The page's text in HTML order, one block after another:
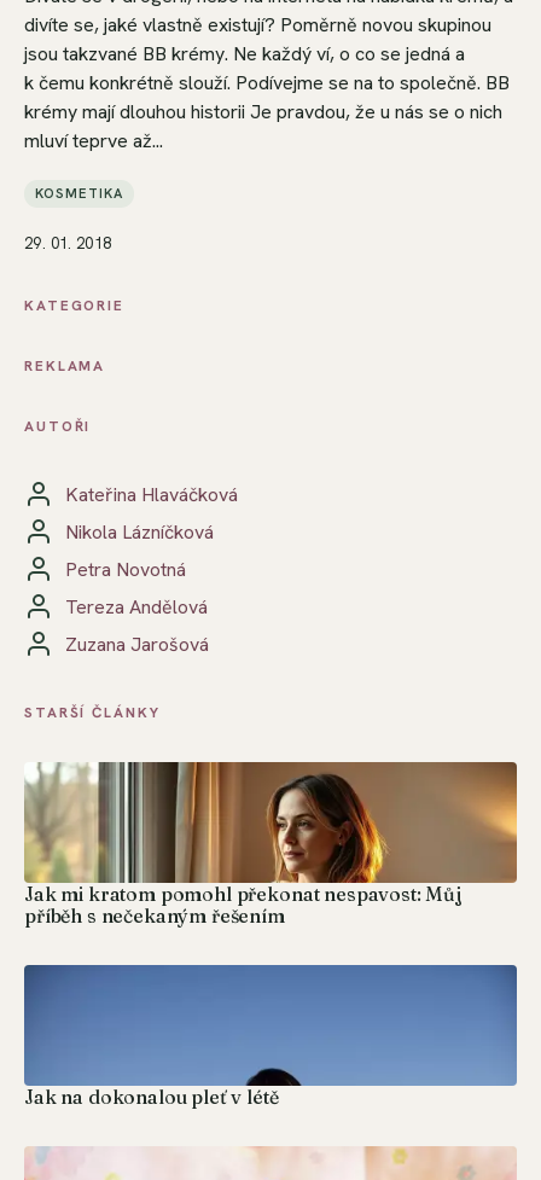
divíte se, jaké vlastně existují? Poměrně novou skupinou
jsou takzvané BB krémy. Ne každý ví, o co se jedná a
k čemu konkrétně slouží. Podívejme se na to společně. BB
krémy mají dlouhou historii Je pravdou, že u nás se o nich
mluví teprve až...
KOSMETIKA
29. 01. 2018
KATEGORIE
REKLAMA
AUTOŘI
Kateřina Hlaváčková
Nikola Lázníčková
Petra Novotná
Tereza Andělová
Zuzana Jarošová
STARŠÍ ČLÁNKY
Jak mi kratom pomohl překonat nespavost: Můj
příběh s nečekaným řešením
Jak na dokonalou pleť v létě